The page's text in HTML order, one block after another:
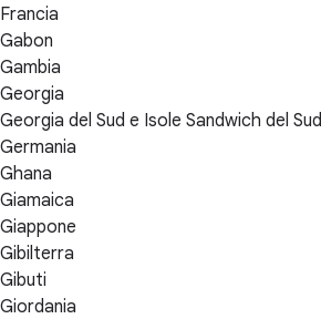
Francia
Gabon
Gambia
Georgia
Georgia del Sud e Isole Sandwich del Sud
Germania
Ghana
Giamaica
Giappone
Gibilterra
Gibuti
Giordania